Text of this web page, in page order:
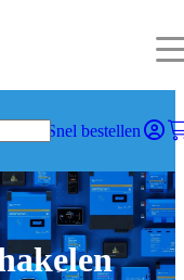
Snel bestellen